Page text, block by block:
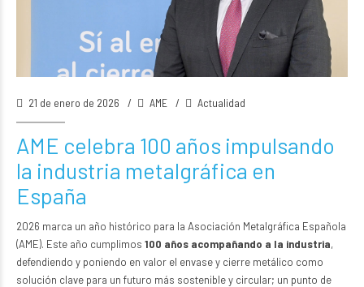
21 de enero de 2026 AME Actualidad
AME celebra 100 años impulsando
la industria metalgráfica en
España
2026 marca un año histórico para la Asociación Metalgráfica Española
(AME). Este año cumplimos 100 años acompañando a la industria,
defendiendo y poniendo en valor el envase y cierre metálico como
solución clave para un futuro más sostenible y circular; un punto de